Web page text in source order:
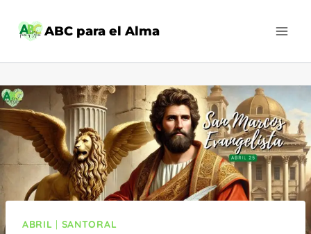
ABC para el Alma
ABRIL | SANTORAL